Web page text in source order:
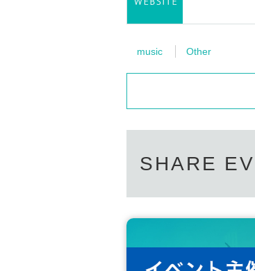
のだ。
作の（おしまい）にふ
cast:
木下友里／山本十三／
黒田勇樹／田中由美子
鈴木正幸／西田竜太／
music Other
SHARE